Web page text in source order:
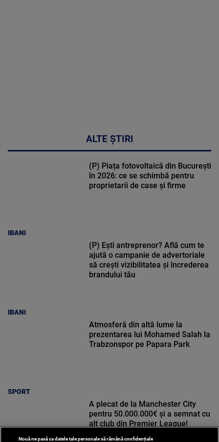
ALTE ȘTIRI
IBANI
(P) Piața fotovoltaică din București
în 2026: ce se schimbă pentru
proprietarii de case și firme
IBANI
(P) Ești antreprenor? Află cum te
ajută o campanie de advertoriale
să crești vizibilitatea și încrederea
brandului tău
SPORT
Atmosferă din altă lume la
prezentarea lui Mohamed Salah la
Trabzonspor pe Papara Park
A plecat de la Manchester City
pentru 50.000.000€ și a semnat cu
alt club din Premier League!
Nouă ne pasă ca datele tale personale să rămână confidențiale